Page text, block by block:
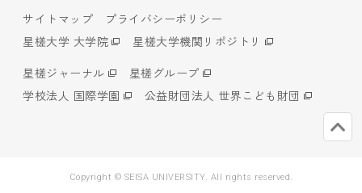
サイトマップ
プライバシーポリシー
星槎大学 大学院
星槎大学機関リポジトリ
星槎ジャーナル
星槎グループ
学校法人 国際学園
公益財団法人 世界こども財団
Copyright © SEISA UNIVERSITY. All rights reserved.